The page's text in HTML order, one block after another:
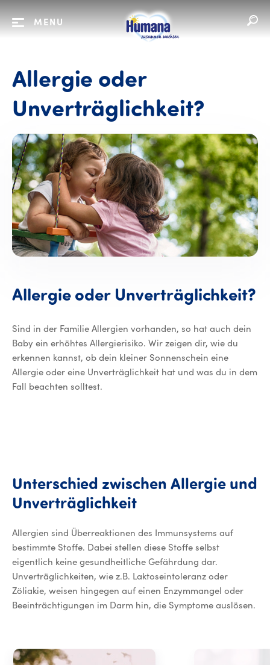
MENU
Allergie oder
Unverträglichkeit?
Allergie oder Unverträglichkeit?
Sind in der Familie Allergien vorhanden, so hat auch dein
Baby ein erhöhtes Allergierisiko. Wir zeigen dir, wie du
erkennen kannst, ob dein kleiner Sonnenschein eine
Allergie oder eine Unverträglichkeit hat und was du in dem
Fall beachten solltest.
Unterschied zwischen Allergie und
UnverträglichkeitUnterschied
Allergien sind Überreaktionen des Immunsystems auf
bestimmte Stoffe. Dabei stellen diese Stoffe selbst
eigentlich keine gesundheitliche Gefährdung dar.
Unverträglichkeiten, wie z.B. Laktoseintoleranz oder
Zöliakie, weisen hingegen auf einen Enzymmangel oder
Beeinträchtigungen im Darm hin, die Symptome auslösen.